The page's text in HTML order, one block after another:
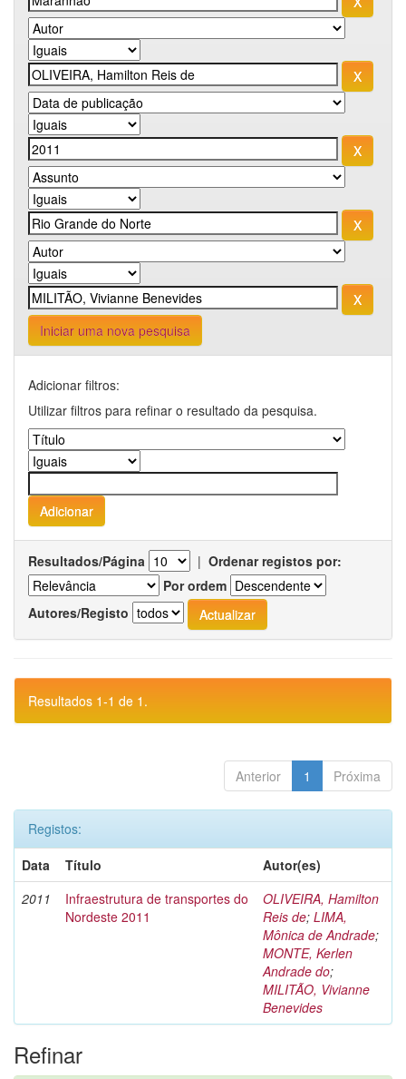
Iniciar uma nova pesquisa
Adicionar filtros:
Utilizar filtros para refinar o resultado da pesquisa.
Resultados/Página | Ordenar registos por:
Por ordem
Autores/Registo
Resultados 1-1 de 1.
Anterior 1 Próxima
Registos:
Data
Título
Autor(es)
2011
Infraestrutura de transportes do
Nordeste 2011
OLIVEIRA, Hamilton
Reis de; LIMA,
Mônica de Andrade;
MONTE, Kerlen
Andrade do;
MILITÃO, Vivianne
Benevides
Refinar